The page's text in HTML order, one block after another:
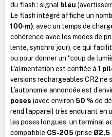
du flash : signal bleu
Le flash intégré affiche un
100·m), avec un temps de
cohérence avec les modes de
lente, synchro jour), ce qui
ou pour donner un “coup de
L’alimentation est confiée à 1
versions rechargeables CR2 ne
L’autonomie annoncée est
poses (avec environ 50 % de
rend l’appareil très endurant en
les poses longues, un terminal
compatible CS-205 (prise Ø2,5